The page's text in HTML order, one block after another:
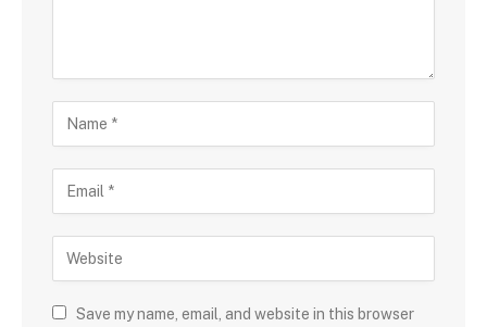
Save my name, email, and website in this browser